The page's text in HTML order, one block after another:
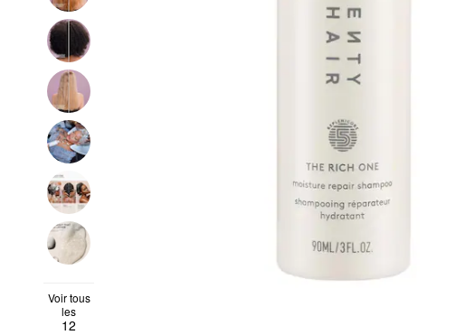
Voir tous
les
12